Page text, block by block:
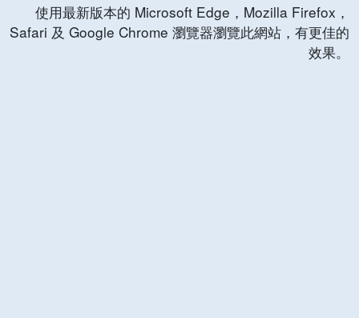
使用最新版本的 Microsoft Edge，Mozilla Firefox，
Safari 及 Google Chrome 瀏覽器瀏覽此網站，有更佳的
效果。